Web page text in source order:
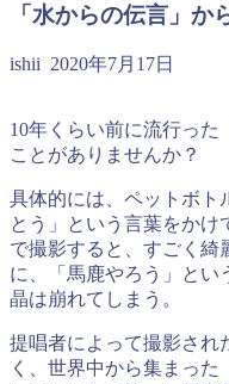
「水からの伝言」か
ishii 2020年7月17日
10年くらい前に流行った
ことがありませんか？
具体的には、ペットボト
とう」という言葉をかけ
で撮影すると、すごく綺
に、「馬鹿やろう」とい
晶は崩れてしまう。
提唱者によって撮影され
く、世界中から集まっ